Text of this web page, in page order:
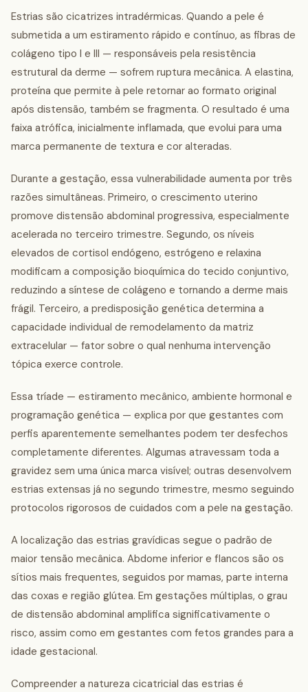
Estrias são cicatrizes intradérmicas. Quando a pele é
submetida a um estiramento rápido e contínuo, as fibras de
colágeno tipo I e III — responsáveis pela resistência
estrutural da derme — sofrem ruptura mecânica. A elastina,
proteína que permite à pele retornar ao formato original
após distensão, também se fragmenta. O resultado é uma
faixa atrófica, inicialmente inflamada, que evolui para uma
marca permanente de textura e cor alteradas.
Durante a gestação, essa vulnerabilidade aumenta por três
razões simultâneas. Primeiro, o crescimento uterino
promove distensão abdominal progressiva, especialmente
acelerada no terceiro trimestre. Segundo, os níveis
elevados de cortisol endógeno, estrógeno e relaxina
modificam a composição bioquímica do tecido conjuntivo,
reduzindo a síntese de colágeno e tornando a derme mais
frágil. Terceiro, a predisposição genética determina a
capacidade individual de remodelamento da matriz
extracelular — fator sobre o qual nenhuma intervenção
tópica exerce controle.
Essa tríade — estiramento mecânico, ambiente hormonal e
programação genética — explica por que gestantes com
perfis aparentemente semelhantes podem ter desfechos
completamente diferentes. Algumas atravessam toda a
gravidez sem uma única marca visível; outras desenvolvem
estrias extensas já no segundo trimestre, mesmo seguindo
protocolos rigorosos de cuidados com a pele na gestação.
A localização das estrias gravídicas segue o padrão de
maior tensão mecânica. Abdome inferior e flancos são os
sítios mais frequentes, seguidos por mamas, parte interna
das coxas e região glútea. Em gestações múltiplas, o grau
de distensão abdominal amplifica significativamente o
risco, assim como em gestantes com fetos grandes para a
idade gestacional.
Compreender a natureza cicatricial das estrias é